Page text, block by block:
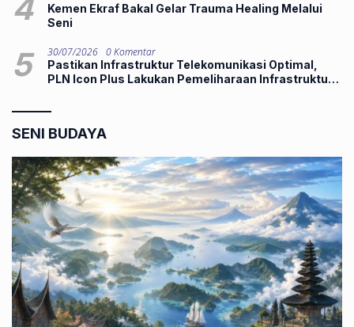
4
Kemen Ekraf Bakal Gelar Trauma Healing Melalui
Seni
5 30/07/2026 0 Komentar
Pastikan Infrastruktur Telekomunikasi Optimal,
PLN Icon Plus Lakukan Pemeliharaan Infrastruktur
SENI BUDAYA